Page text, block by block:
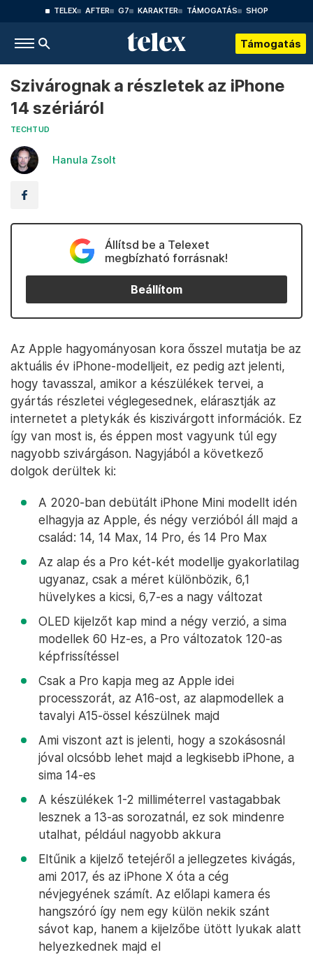
TELEX AFTER G7 KARAKTER TÁMOGATÁS SHOP
Támogatás
Szivárognak a részletek az iPhone
14 szériáról
TECHTUD
Hanula Zsolt
Állítsd be a Telexet
megbízható forrásnak!
Beállítom
Az Apple hagyományosan kora ősszel mutatja be az
aktuális év iPhone-modelljeit, ez pedig azt jelenti,
hogy tavasszal, amikor a készülékek tervei, a
gyártás részletei véglegesednek, elárasztják az
internetet a pletykák és kiszivárgott információk. Ez
így van most is, és éppen most vagyunk túl egy
nagyobb szivárgáson. Nagyjából a következő
dolgok derültek ki:
A 2020-ban debütált iPhone Mini modellt idén
elhagyja az Apple, és négy verzióból áll majd a
család: 14, 14 Max, 14 Pro, és 14 Pro Max
Az alap és a Pro két-két modellje gyakorlatilag
ugyanaz, csak a méret különbözik, 6,1
hüvelykes a kicsi, 6,7-es a nagy változat
OLED kijelzőt kap mind a négy verzió, a sima
modellek 60 Hz-es, a Pro változatok 120-as
képfrissítéssel
Csak a Pro kapja meg az Apple idei
processzorát, az A16-ost, az alapmodellek a
tavalyi A15-össel készülnek majd
Ami viszont azt is jelenti, hogy a szokásosnál
jóval olcsóbb lehet majd a legkisebb iPhone, a
sima 14-es
A készülékek 1-2 milliméterrel vastagabbak
lesznek a 13-as sorozatnál, ez sok mindenre
utalhat, például nagyobb akkura
Eltűnik a kijelző tetejéről a jellegzetes kivágás,
ami 2017, és az iPhone X óta a cég
névjegyének számít. Az előlapi kamera és
hangszóró így nem egy külön nekik szánt
sávot kap, hanem a kijelzőbe ütött lyukak alatt
helyezkednek majd el